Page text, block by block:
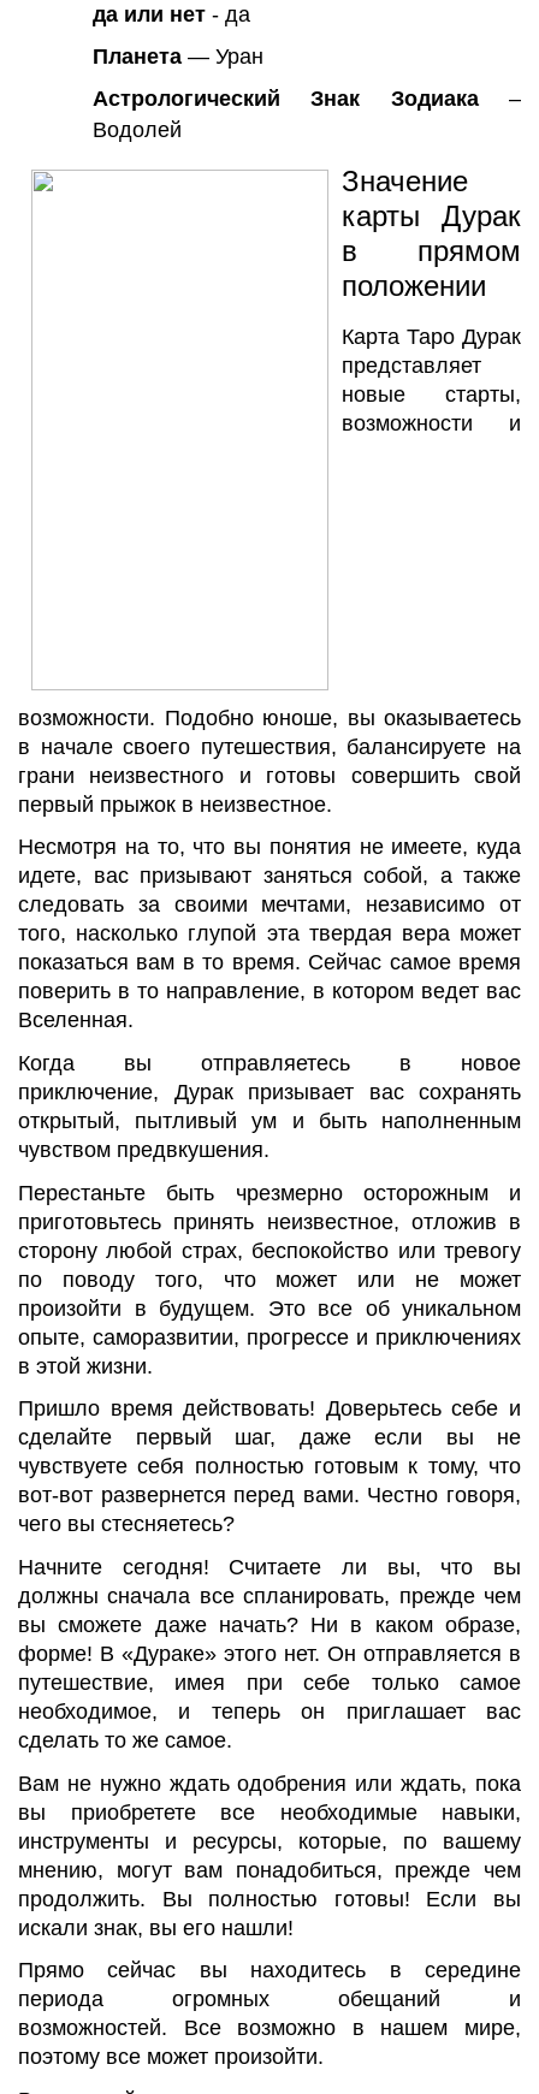
да или нет - да
Планета — Уран
Астрологический Знак Зодиака–
Водолей
Значение
карты Дурак
в прямом
положении
Карта Таро Дурак
представляет
новые старты,
возможности и
возможности. Подобно юноше, вы оказываетесь
в начале своего путешествия, балансируете на
грани неизвестного и готовы совершить свой
первый прыжок в неизвестное.
Несмотря на то, что вы понятия не имеете, куда
идете, вас призывают заняться собой, а также
следовать за своими мечтами, независимо от
того, насколько глупой эта твердая вера может
показаться вам в то время. Сейчас самое время
поверить в то направление, в котором ведет вас
Вселенная.
Когда вы отправляетесь в новое
приключение, Дурак призывает вас сохранять
открытый, пытливый ум и быть наполненным
чувством предвкушения.
Перестаньте быть чрезмерно осторожным и
приготовьтесь принять неизвестное, отложив в
сторону любой страх, беспокойство или тревогу
по поводу того, что может или не может
произойти в будущем. Это все об уникальном
опыте, саморазвитии, прогрессе и приключениях
в этой жизни.
Пришло время действовать! Доверьтесь себе и
сделайте первый шаг, даже если вы не
чувствуете себя полностью готовым к тому, что
вот-вот развернется перед вами. Честно говоря,
чего вы стесняетесь?
Начните сегодня! Считаете ли вы, что вы
должны сначала все спланировать, прежде чем
вы сможете даже начать? Ни в каком образе,
форме! В «Дураке» этого нет. Он отправляется в
путешествие, имея при себе только самое
необходимое, и теперь он приглашает вас
сделать то же самое.
Вам не нужно ждать одобрения или ждать, пока
вы приобретете все необходимые навыки,
инструменты и ресурсы, которые, по вашему
мнению, могут вам понадобиться, прежде чем
продолжить. Вы полностью готовы! Если вы
искали знак, вы его нашли!
Прямо сейчас вы находитесь в середине
периода огромных обещаний и
возможностей. Все возможно в нашем мире,
поэтому все может произойти.